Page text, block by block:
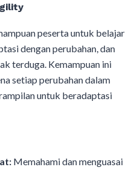
peserta untuk belajar
dengan perubahan, dan
terduga. Kemampuan ini
setiap perubahan dalam
untuk beradaptasi
Memahami dan menguasai